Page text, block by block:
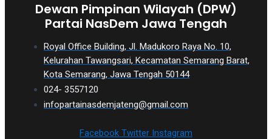
Dewan Pimpinan Wilayah (DPW)
Partai NasDem Jawa Tengah
Royal Office Building, Jl. Madukoro Raya No. 10,
Kelurahan Tawangsari, Kecamatan Semarang Barat,
Kota Semarang, Jawa Tengah 50144
024- 3557120
infopartainasdemjateng@gmail.com
Facebook Twitter Instagram